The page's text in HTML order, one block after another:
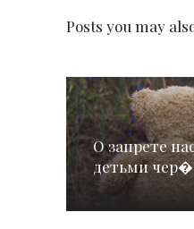
Posts you may
О запрете
детьми